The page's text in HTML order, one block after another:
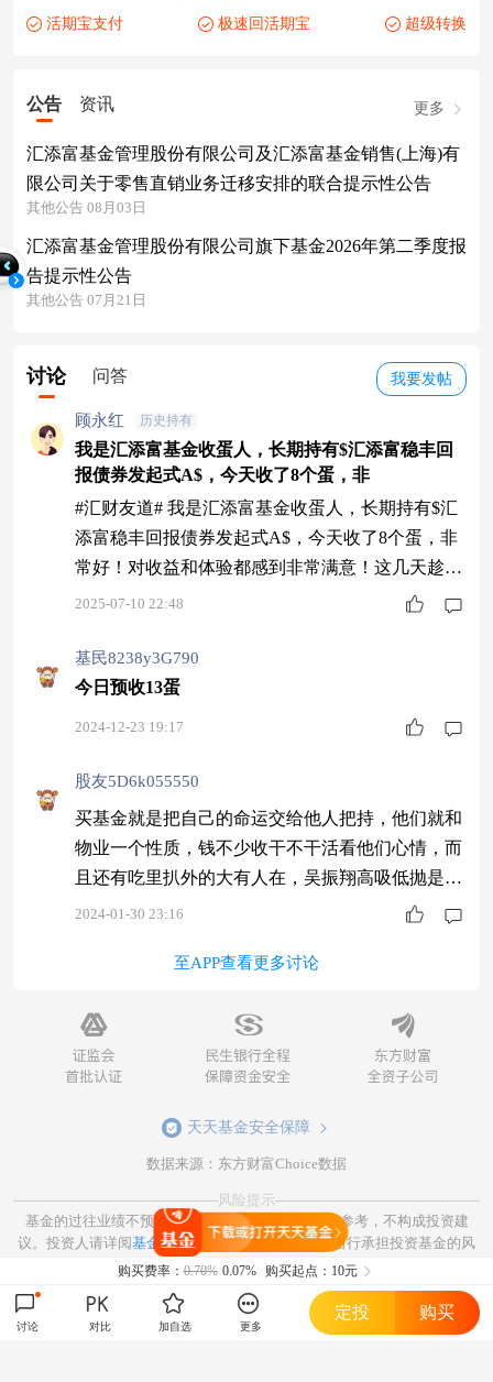
活期宝支付 极速回活期宝 超级转换
公告 资讯 更多
汇添富基金管理股份有限公司及汇添富基金销售(上海)有
限公司关于零售直销业务迁移安排的联合提示性公告
其他公告 08月03日
汇添富基金管理股份有限公司旗下基金2026年第二季度报
告提示性公告
其他公告 07月21日
我要发帖
讨论 问答
顾永红 历史持有
我是汇添富基金收蛋人，长期持有$汇添富稳丰回
报债券发起式A$，今天收了8个蛋，非
#汇财友道# 我是汇添富基金收蛋人，长期持有$汇
添富稳丰回报债券发起式A$，今天收了8个蛋，非
常好！对收益和体验都感到非常满意！这几天趁着
债市震荡，准备开始买入$汇添富稳乐回报债券发
金净值近一年上涨10.17%，大幅跑赢同类基金6.8
3%的平均涨幅，表现非常优秀！ 我的债市看法：
权益市场震荡上行，不断刷新年内高点。6月CPI
2025-07-10 22:48
基民8238y3G790
今日预收13蛋
2024-12-23 19:17
股友5D6k055550
买基金就是把自己的命运交给他人把持，他们就和
物业一个性质，钱不少收干不干活看他们心情，而
且还有吃里扒外的大有人在，吴振翔高吸低抛是常
态。
2024-01-30 23:16
至APP查看更多讨论
天天基金安全保障
数据来源：东方财富Choice数据
风险提示
基金的过往业绩不预示其未来表现，相关数据仅供参考，不构成投资建
议。投资人请详阅基金合同和基金招募说明书。并自行承担投资基金的风
险。
购买费率：0.70% 0.07% 购买起点：10元
讨论 对比 加自选 更多
定投 购买
打开天天基金